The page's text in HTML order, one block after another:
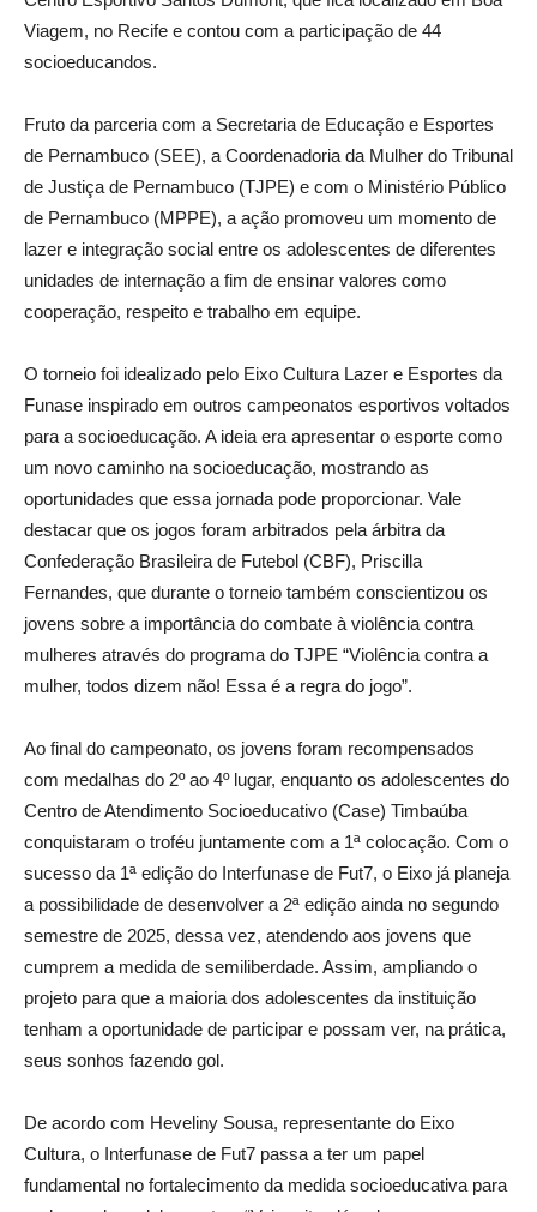
Viagem, no Recife e contou com a participação de 44
socioeducandos.
Fruto da parceria com a Secretaria de Educação e Esportes
de Pernambuco (SEE), a Coordenadoria da Mulher do Tribunal
de Justiça de Pernambuco (TJPE) e com o Ministério Público
de Pernambuco (MPPE), a ação promoveu um momento de
lazer e integração social entre os adolescentes de diferentes
unidades de internação a fim de ensinar valores como
cooperação, respeito e trabalho em equipe.
O torneio foi idealizado pelo Eixo Cultura Lazer e Esportes da
Funase inspirado em outros campeonatos esportivos voltados
para a socioeducação. A ideia era apresentar o esporte como
um novo caminho na socioeducação, mostrando as
oportunidades que essa jornada pode proporcionar. Vale
destacar que os jogos foram arbitrados pela árbitra da
Confederação Brasileira de Futebol (CBF), Priscilla
Fernandes, que durante o torneio também conscientizou os
jovens sobre a importância do combate à violência contra
mulheres através do programa do TJPE “Violência contra a
mulher, todos dizem não! Essa é a regra do jogo”.
Ao final do campeonato, os jovens foram recompensados
com medalhas do 2º ao 4º lugar, enquanto os adolescentes do
Centro de Atendimento Socioeducativo (Case) Timbaúba
conquistaram o troféu juntamente com a 1ª colocação. Com o
sucesso da 1ª edição do Interfunase de Fut7, o Eixo já planeja
a possibilidade de desenvolver a 2ª edição ainda no segundo
semestre de 2025, dessa vez, atendendo aos jovens que
cumprem a medida de semiliberdade. Assim, ampliando o
projeto para que a maioria dos adolescentes da instituição
tenham a oportunidade de participar e possam ver, na prática,
seus sonhos fazendo gol.
De acordo com Heveliny Sousa, representante do Eixo
Cultura, o Interfunase de Fut7 passa a ter um papel
fundamental no fortalecimento da medida socioeducativa para